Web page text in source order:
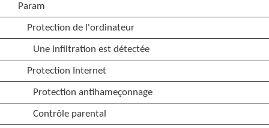
Param
Protection de l'ordinateur
Une infiltration est détectée
Protection Internet
Protection antihameçonnage
Contrôle parental